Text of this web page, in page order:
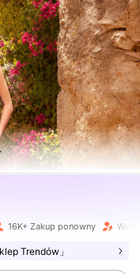
temu
16K+ Zakup ponowny
Trendów」